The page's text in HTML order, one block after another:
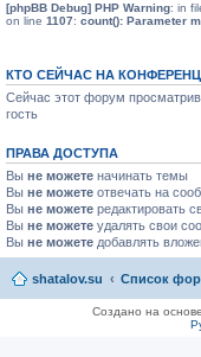
[phpBB Debug] PHP Warning: in
on line 1107: count(): Parameter
КТО СЕЙЧАС НА
Сейчас этот форум
гость
ПРАВА ДОСТУПА
Вы не можете начинать темы
Вы не можете отвечать на
Вы не можете редактировать
Вы не можете удалять свои
Вы не можете добавлять
shatalov.su Список
Создано на основе